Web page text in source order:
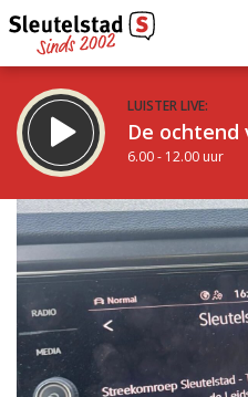
LUISTER LIVE:
De ochtend
6.00 - 12.00 uur
STRAKS:
De middag van
12.00 - 17.00 uur
Vorig uur
uur